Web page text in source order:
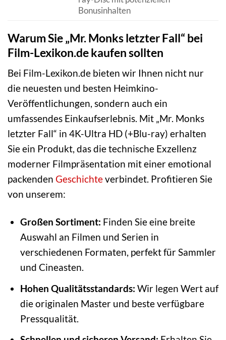
Bonusinhalten
Warum Sie „Mr. Monks letzter Fall“ bei
Film-Lexikon.de kaufen sollten
Bei Film-Lexikon.de bieten wir Ihnen nicht nur
die neuesten und besten Heimkino-
Veröffentlichungen, sondern auch ein
umfassendes Einkaufserlebnis. Mit „Mr. Monks
letzter Fall“ in 4K-Ultra HD (+Blu-ray) erhalten
Sie ein Produkt, das die technische Exzellenz
moderner Filmpräsentation mit einer emotional
packenden Geschichteverbindet. Profitieren Sie
von unserem:
Großen Sortiment: Finden Sie eine breite
Auswahl an Filmen und Serien in
verschiedenen Formaten, perfekt für Sammler
und Cineasten.
Hohen Qualitätsstandards: Wir legen Wert auf
die originalen Master und beste verfügbare
Pressqualität.